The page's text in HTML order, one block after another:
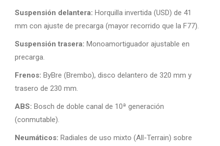
Suspensión delantera: Horquilla invertida (USD) de 41
mm con ajuste de precarga (mayor recorrido que la F77).
Suspensión trasera: Monoamortiguador ajustable en
precarga.
Frenos: ByBre (Brembo), disco delantero de 320 mm y
trasero de 230 mm.
ABS: Bosch de doble canal de 10ª generación
(conmutable).
Neumáticos: Radiales de uso mixto (All-Terrain) sobre